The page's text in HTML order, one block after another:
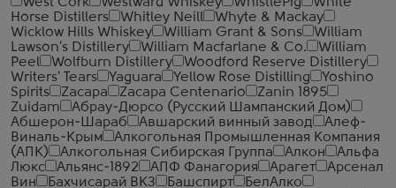
Horse Distillers
Whitley Neill
Whyte & Mackay
Wicklow Hills Whiskey
William Grant & Sons
William
Lawson's Distillery
William Macfarlane & Co.
William
Peel
Wolfburn Distillery
Woodford Reserve Distillery
Writers' Tears
Yaguara Yellow Rose Distilling
Yoshino
Spirits
Zacapa Zacapa Centenario
Zanin 1895
Zuidam
Абрау-Дюрсо (Русский Шампанский Дом)
Абшерон-Шараб
Авшарский винный завод
Алеф-
Виналь-Крым
Алкогольная Промышленная Компания
(АПК)
Алкогольная Сибирская Группа Алкон
Альфа
Люкс
Альянс-1892 АПФ Фанагория Арагет
Арсенал
Вин
Бахчисарай ВКЗ Башспирт
БелАлко